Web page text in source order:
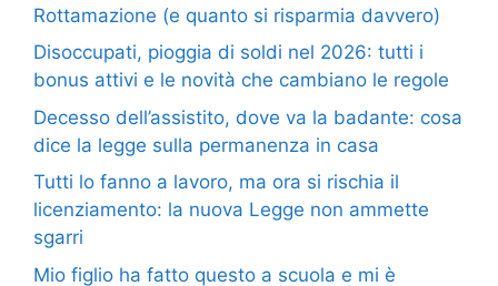
Rottamazione (e quanto si risparmia davvero)
Disoccupati, pioggia di soldi nel 2026: tutti i
bonus attivi e le novità che cambiano le regole
Decesso dell’assistito, dove va la badante: cosa
dice la legge sulla permanenza in casa
Tutti lo fanno a lavoro, ma ora si rischia il
licenziamento: la nuova Legge non ammette
sgarri
Mio figlio ha fatto questo a scuola e mi è